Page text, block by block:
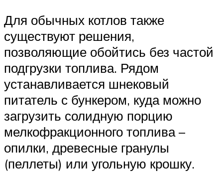
Для обычных котлов также
существуют решения,
позволяющие обойтись без частой
подгрузки топлива. Рядом
устанавливается шнековый
питатель с бункером, куда можно
загрузить солидную порцию
мелкофракционного топлива –
опилки, древесные гранулы
(пеллеты) или угольную крошку.